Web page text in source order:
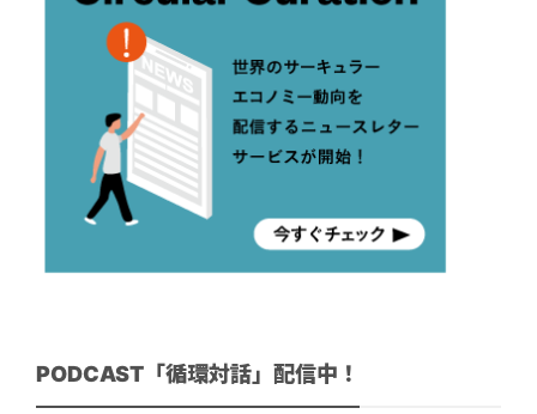
PODCAST「循環対話」配信中！